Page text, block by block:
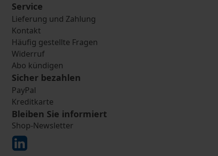
Service
Lieferung und Zahlung
Kontakt
Häufig gestellte Fragen
Widerruf
Abo kündigen
Sicher bezahlen
PayPal
Kreditkarte
Bleiben Sie informiert
Shop-Newsletter